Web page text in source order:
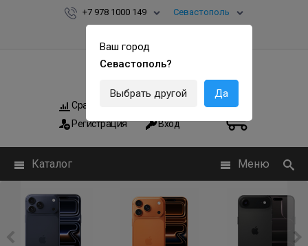
Ваш город
Севастополь?
Выбрать другой Да
+7 978 1000 149 Севастополь
Сравнить
Регистрация
Мои заказы
Вход
0
Каталог Меню